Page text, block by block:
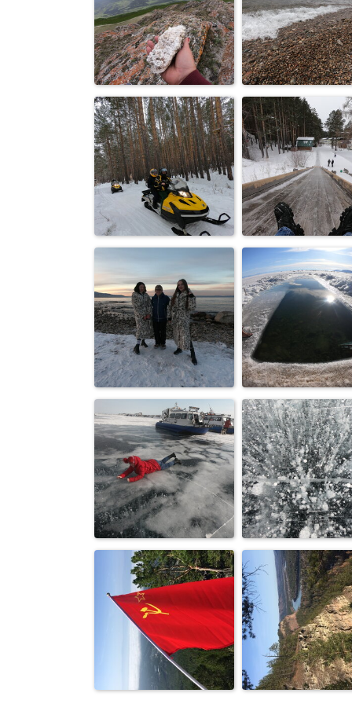
Без названия
Мамонты
Усольского
разлива
Место встречи с
Байкалом
Волна
Активный отдых
в Лукоморье
Лукоморье
Сибирячки
Прорубь для
фридайвинга
Листвянке
Зимние забавы
людей Байкала
Лед Байкала